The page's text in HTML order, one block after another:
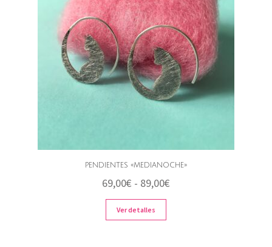
PENDIENTES «MEDIANOCHE»
69,00€ - 89,00€
Ver detalles